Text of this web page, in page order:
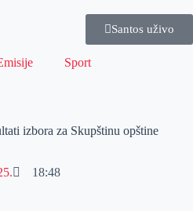
Santos uživo
Sport
izbora za Skupštinu opštine
18:48